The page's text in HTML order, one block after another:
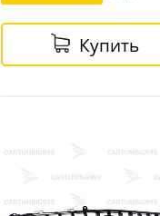
Купить